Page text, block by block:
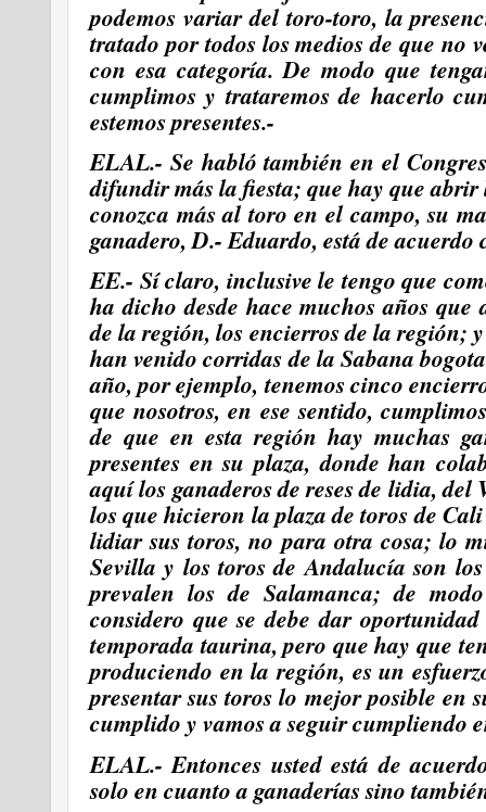
podemos variar del toro-toro, la
tratado por todos los medios de que no
con esa categoría. De modo que
cumplimos y trataremos de hacerlo
estemos presentes.-
ELAL.- Se habló también en el
difundir más la fiesta; que hay que abrir
conozca más al toro en el campo, su
ganadero, D.- Eduardo, está de acuerdo
EE.- Sí claro, inclusive le tengo que
ha dicho desde hace muchos años
de la región, los encierros de la región;
han venido corridas de la Sabana
año, por ejemplo, tenemos cinco
que nosotros, en ese sentido,
de que en esta región hay muchas
presentes en su plaza, donde han
aquí los ganaderos de reses de lidia, del
los que hicieron la plaza de toros de
lidiar sus toros, no para otra cosa; lo
Sevilla y los toros de Andalucía son
prevalen los de Salamanca; de
considero que se debe dar
temporada taurina, pero que hay que
produciendo en la región, es un
presentar sus toros lo mejor posible en
cumplido y vamos a seguir cumpliendo
ELAL.- Entonces usted está de
solo en cuanto a ganaderías sino